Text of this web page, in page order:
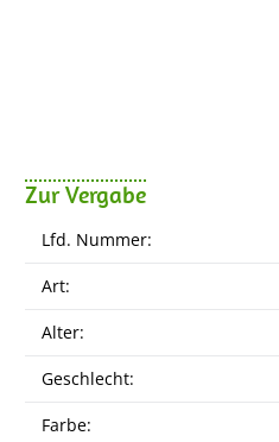
Zur Vergabe
Lfd. Nummer:
Art:
Alter:
Geschlecht:
Farbe: